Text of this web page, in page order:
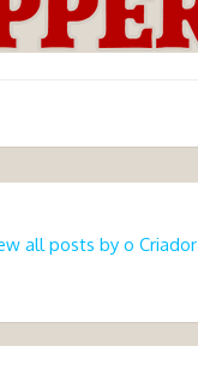
all posts by o Criador